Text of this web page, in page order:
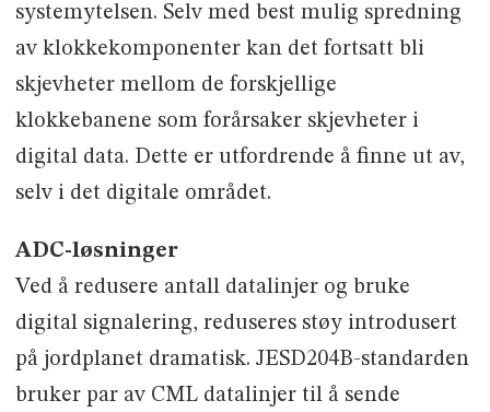
systemytelsen. Selv med best mulig spredning
av klokkekomponenter kan det fortsatt bli
skjevheter mellom de forskjellige
klokkebanene som forårsaker skjevheter i
digital data. Dette er utfordrende å finne ut av,
selv i det digitale området.
ADC-løsninger
Ved å redusere antall datalinjer og bruke
digital signalering, reduseres støy introdusert
på jordplanet dramatisk. JESD204B-standarden
bruker par av CML datalinjer til å sende